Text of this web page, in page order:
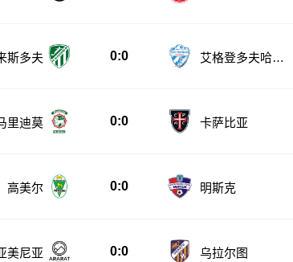
斯多夫 0:0
艾格登多夫哈特
里迪莫 0:0 卡萨比亚
高美尔 0:0 明斯克
美尼亚 0:0 乌拉尔图